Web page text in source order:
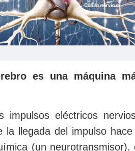
es una máquina más
impulsos eléctricos
la llegada del impulso
(un